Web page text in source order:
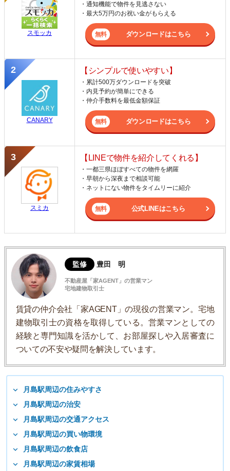
スモッカ
・通知機能で物件を見逃さない
・最大5万円のお祝い金がもらえる
ダウンロードはこちら
CANARY
【シンプルで使いやすい】
・累計500万ダウンロードを突破
・内見予約が簡単にできる
・仲介手数料を最低金額保証
ダウンロードはこちら
スミカ
【LINEで物件を紹介してくれる】
・一都三県ほぼすべての物件を網羅
・早朝から深夜まで相談可能
・ネットにない物件をタイムリーに紹介
公式LINEはこちら
監修 豊田 明
不動産屋「家AGENT」の営業マン
宅地建物取引士
賃貸の仲介会社「家AGENT」の現役の営業マン。宅地
建物取引士の資格を取得している。営業マンとしての
経験と専門知識を活かして、お部屋探しや入居審査に
ついての不安や疑問を解決しています。
月島駅周辺の住みやすさ
月島駅周辺の治安
月島駅周辺の交通アクセス
月島駅周辺の買い物環境
月島駅周辺の飲食店
月島駅周辺の家賃相場